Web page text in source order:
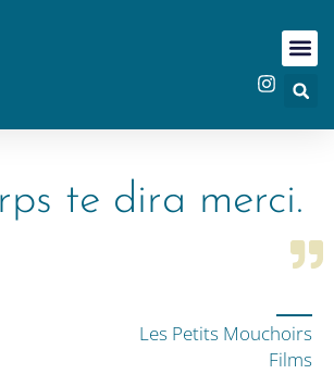
te dira merci.
Les Petits Mouchoirs
Films